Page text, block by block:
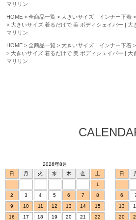
マリリン
HOME 全商品一覧 大きいサイズ インナー下着
大きいサイズ 着るだけで 美 ボディシェイパー | 大
マリリン
HOME 全商品一覧 大きいサイズ インナー下着
大きいサイズ 着るだけで 美 ボディシェイパー | 大
マリリン
2026年8月
日
月 火 水 木 金
土
1
2
3 4 5 6 7
8
9
10 11 12 13 14
15
16
17 18 19 20 21
22
日
6
13
20